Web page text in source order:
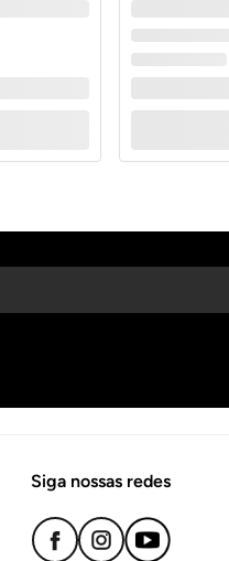
Siga nossas redes